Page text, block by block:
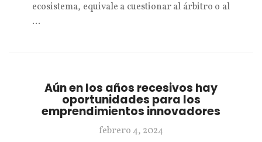
ecosistema, equivale a cuestionar al árbitro o al
…
Aún en los años recesivos hay
oportunidades para los
emprendimientos innovadores
febrero 4, 2024